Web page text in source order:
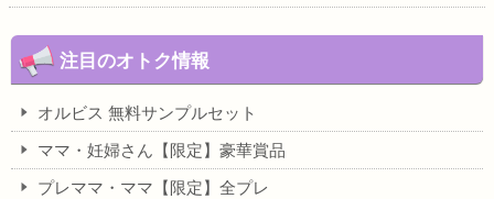
注目のオトク情報
オルビス 無料サンプルセット
ママ・妊婦さん【限定】豪華賞品
プレママ・ママ【限定】全プレ